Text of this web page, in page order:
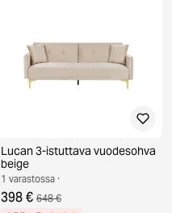
Lucan 3-istuttava vuodesohva
beige
1 varastossa ·
398 € 648 €